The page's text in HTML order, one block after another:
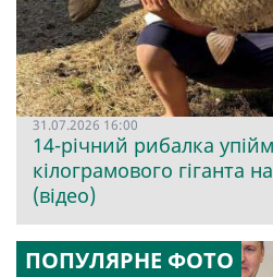
31.07.2026 16:00
14-річний рибалка
кілограмового гіганта
(відео)
ПОПУЛЯРНЕ ФОТО